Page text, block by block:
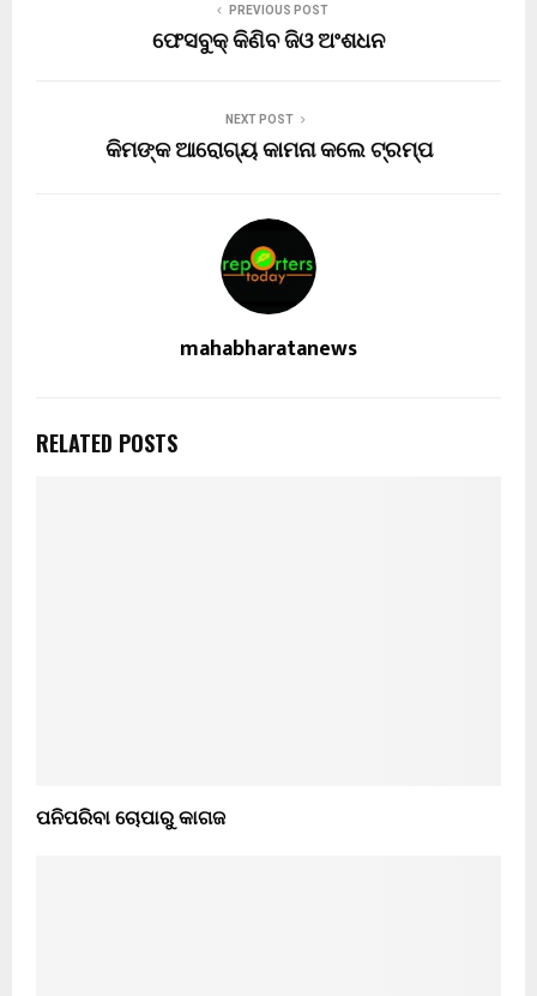
PREVIOUS POST
ଫେସବୁକ୍ କିଣିବ ଜିଓ ଅଂଶଧନ
NEXT POST
କିମଙ୍କ ଆରୋଗ୍ୟ କାମନା କଲେ ଟ୍ରମ୍ପ
mahabharatanews
RELATED POSTS
ପନିପରିବା ଚୋପାରୁ କାଗଜ